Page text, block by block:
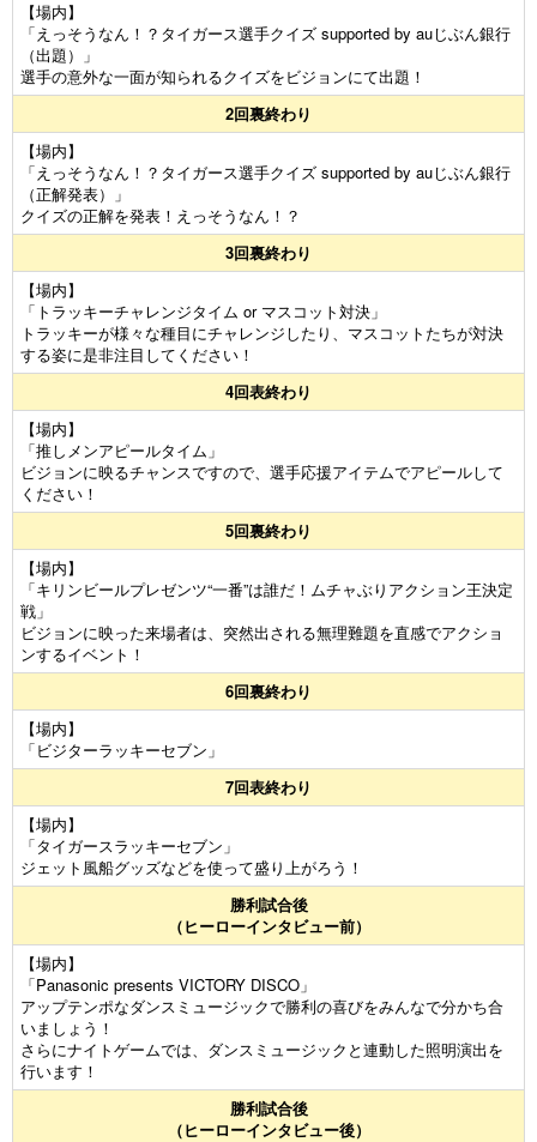
【場内】
「えっそうなん！？タイガース選手クイズ supported by auじぶん銀行
（出題）」
選手の意外な一面が知られるクイズをビジョンにて出題！
2回裏終わり
【場内】
「えっそうなん！？タイガース選手クイズ supported by auじぶん銀行
（正解発表）」
クイズの正解を発表！えっそうなん！？
3回裏終わり
【場内】
「トラッキーチャレンジタイム or マスコット対決」
トラッキーが様々な種目にチャレンジしたり、マスコットたちが対決
する姿に是非注目してください！
4回表終わり
【場内】
「推しメンアピールタイム」
ビジョンに映るチャンスですので、選手応援アイテムでアピールして
ください！
5回裏終わり
【場内】
「キリンビールプレゼンツ“一番”は誰だ！ムチャぶりアクション王決定
戦」
ビジョンに映った来場者は、突然出される無理難題を直感でアクショ
ンするイベント！
6回裏終わり
【場内】
「ビジターラッキーセブン」
7回表終わり
【場内】
「タイガースラッキーセブン」
ジェット風船グッズなどを使って盛り上がろう！
勝利試合後
（ヒーローインタビュー前）
【場内】
「Panasonic presents VICTORY DISCO」
アップテンポなダンスミュージックで勝利の喜びをみんなで分かち合
いましょう！
さらにナイトゲームでは、ダンスミュージックと連動した照明演出を
行います！
勝利試合後
（ヒーローインタビュー後）